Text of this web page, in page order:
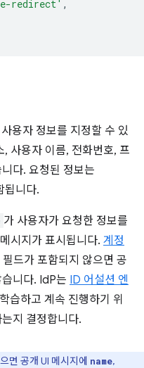
redirect' ,
용자 정보를 지정할 수 있
사용자 이름, 전화번호, 프
다. 요청된 정보는
됩니다.
가 사용자가 요청한 정보를
시지가 표시됩니다. 계정
드가 포함되지 않으면 공
니다. IdP는 ID 어설션 엔
습하고 계속 진행하기 위
지 결정합니다.
면 공개 UI 메시지에 name,